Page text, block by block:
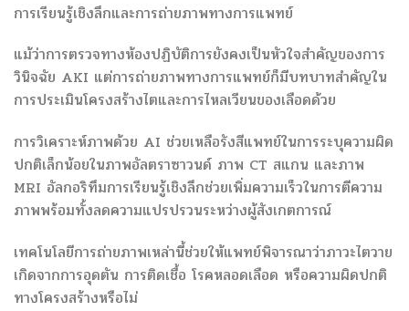
การเรียนรู้เชิงลึกและการถ่ายภาพทางการแพทย์
แม้ว่าการตรวจทางห้องปฏิบัติการยังคงเป็นหัวใจสำคัญของการ
วินิจฉัย AKI แต่การถ่ายภาพทางการแพทย์ก็มีบทบาทสำคัญใน
การประเมินโครงสร้างไตและการไหลเวียนของเลือดด้วย
การวิเคราะห์ภาพด้วย AI ช่วยเหลือรังสีแพทย์ในการระบุความผิด
ปกติเล็กน้อยในภาพอัลตราซาวนด์ ภาพ CT สแกน และภาพ
MRI อัลกอริทึมการเรียนรู้เชิงลึกช่วยเพิ่มความเร็วในการตีความ
ภาพพร้อมทั้งลดความแปรปรวนระหว่างผู้สังเกตการณ์
เทคโนโลยีการถ่ายภาพเหล่านี้ช่วยให้แพทย์พิจารณาว่าภาวะไตวาย
เกิดจากการอุดตัน การติดเชื้อ โรคหลอดเลือด หรือความผิดปกติ
ทางโครงสร้างหรือไม่